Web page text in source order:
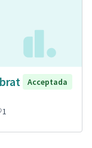
Acceptada
1